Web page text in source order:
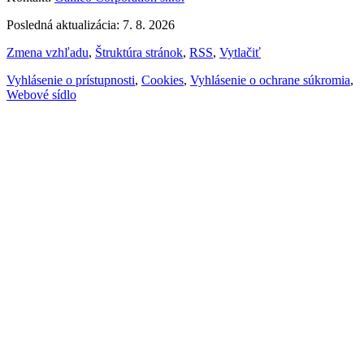
Posledná aktualizácia: 7. 8. 2026
Zmena vzhľadu, Štruktúra stránok, RSS, Vytlačiť
Vyhlásenie o prístupnosti, Cookies, Vyhlásenie o ochrane súkromia,
Webové sídlo